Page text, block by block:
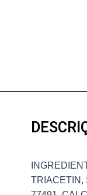
TRIACETIN,